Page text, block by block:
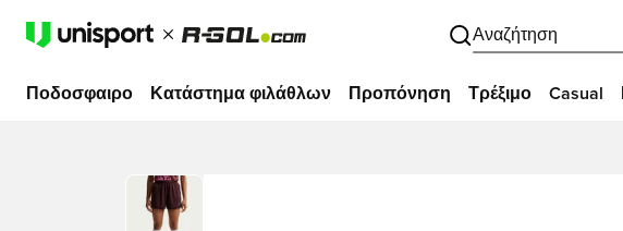
Αναζήτηση
Ποδοσφαιρο Κατάστημα φιλάθλων Προπόνηση Τρέξιμο Casual